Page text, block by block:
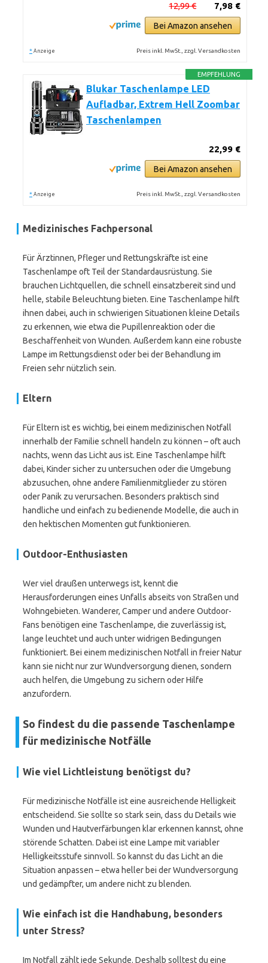
7,98 €
12,99 €
Bei Amazon ansehen
* Anzeige Preis inkl. MwSt., zzgl. Versandkosten
EMPFEHLUNG
Blukar Taschenlampe LED
Aufladbar, Extrem Hell Zoombar
Taschenlampen
22,99 €
Bei Amazon ansehen
* Anzeige Preis inkl. MwSt., zzgl. Versandkosten
Medizinisches Fachpersonal
Für Ärztinnen, Pfleger und Rettungskräfte ist eine
Taschenlampe oft Teil der Standardausrüstung. Sie
brauchen Lichtquellen, die schnell einsatzbereit sind und
helle, stabile Beleuchtung bieten. Eine Taschenlampe hilft
ihnen dabei, auch in schwierigen Situationen kleine Details
zu erkennen, wie etwa die Pupillenreaktion oder die
Beschaffenheit von Wunden. Außerdem kann eine robuste
Lampe im Rettungsdienst oder bei der Behandlung im
Freien sehr nützlich sein.
Eltern
Für Eltern ist es wichtig, bei einem medizinischen Notfall
innerhalb der Familie schnell handeln zu können – oft auch
nachts, wenn das Licht aus ist. Eine Taschenlampe hilft
dabei, Kinder sicher zu untersuchen oder die Umgebung
abzusuchen, ohne andere Familienmitglieder zu stören
oder Panik zu verursachen. Besonders praktisch sind
handliche und einfach zu bedienende Modelle, die auch in
den hektischen Momenten gut funktionieren.
Outdoor-Enthusiasten
Wer viel draußen unterwegs ist, kennt die
Herausforderungen eines Unfalls abseits von Straßen und
Wohngebieten. Wanderer, Camper und andere Outdoor-
Fans benötigen eine Taschenlampe, die zuverlässig ist,
lange leuchtet und auch unter widrigen Bedingungen
funktioniert. Bei einem medizinischen Notfall in freier Natur
kann sie nicht nur zur Wundversorgung dienen, sondern
auch helfen, die Umgebung zu sichern oder Hilfe
anzufordern.
So findest du die passende Taschenlampe
für medizinische Notfälle
Wie viel Lichtleistung benötigst du?
Für medizinische Notfälle ist eine ausreichende Helligkeit
entscheidend. Sie sollte so stark sein, dass du Details wie
Wunden und Hautverfärbungen klar erkennen kannst, ohne
störende Schatten. Dabei ist eine Lampe mit variabler
Helligkeitsstufe sinnvoll. So kannst du das Licht an die
Situation anpassen – etwa heller bei der Wundversorgung
und gedämpfter, um andere nicht zu blenden.
Wie einfach ist die Handhabung, besonders
unter Stress?
Im Notfall zählt jede Sekunde. Deshalb solltest du eine